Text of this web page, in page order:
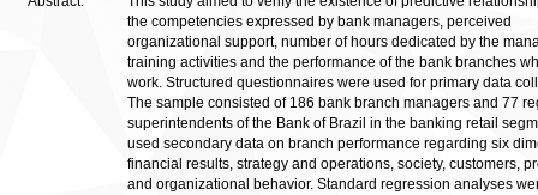
the competencies expressed by bank managers, perceived
organizational support, number of hours dedicated by the
training activities and the performance of the bank branches
work. Structured questionnaires were used for primary data
The sample consisted of 186 bank branch managers and 77
superintendents of the Bank of Brazil in the banking retail
used secondary data on branch performance regarding six
financial results, strategy and operations, society, customers,
and organizational behavior. Standard regression analyses